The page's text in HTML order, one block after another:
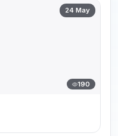
24 May
190